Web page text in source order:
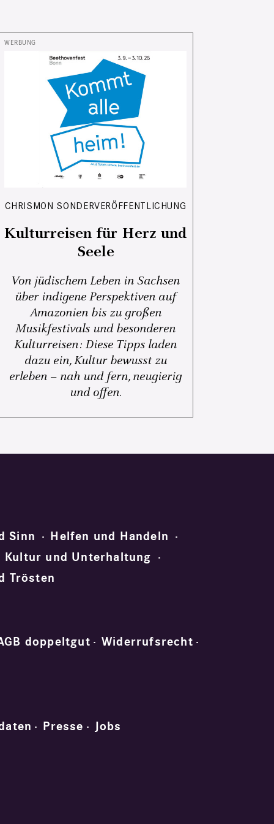
CHRISMON SONDERVERÖFFENTLICHUNG
Kulturreisen für Herz und
Seele
Von jüdischem Leben in Sachsen
über indigene Perspektiven auf
Amazonien bis zu großen
Musikfestivals und besonderen
Kulturreisen: Diese Tipps laden
dazu ein, Kultur bewusst zu
erleben – nah und fern, neugierig
und offen.
Sinn
Helfen und Handeln
Kultur und Unterhaltung
Trösten
doppeltgut Widerrufsrecht
Presse Jobs